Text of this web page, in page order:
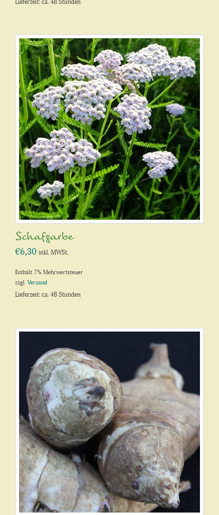
Lieferzeit: ca. 48 Stunden
Schafgarbe
€6,30 inkl. MWSt.
Enthält 7% Mehrwertsteuer
zzgl.Versand
Lieferzeit: ca. 48 Stunden